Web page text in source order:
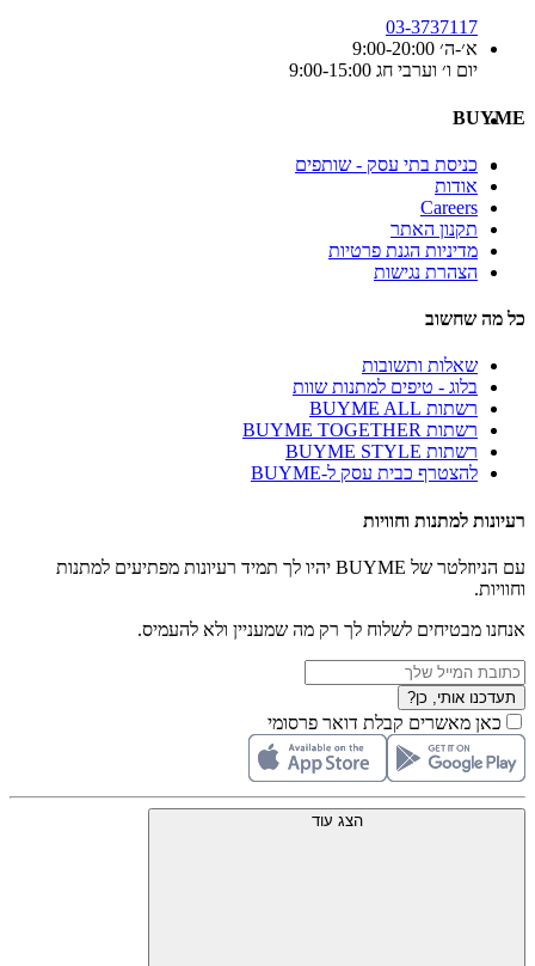
03-3737117
א׳-ה׳ 9:00-20:00
יום ו׳ וערבי חג 9:00-15:00
BUYME
כניסת בתי עסק - שותפים
אודות
Careers
תקנון האתר
מדיניות הגנת פרטיות
הצהרת נגישות
כל מה שחשוב
שאלות ותשובות
בלוג - טיפים למתנות שוות
רשתות BUYME ALL
רשתות BUYME TOGETHER
רשתות BUYME STYLE
להצטרף כבית עסק ל-BUYME
רעיונות למתנות וחוויות
עם הניוזלטר של BUYME יהיו לך תמיד רעיונות מפתיעים למתנות
וחוויות.
אנחנו מבטיחים לשלוח לך רק מה שמעניין ולא להעמיס.
תעדכנו אותי, כן?
כאן מאשרים קבלת דואר פרסומי
הצג עוד